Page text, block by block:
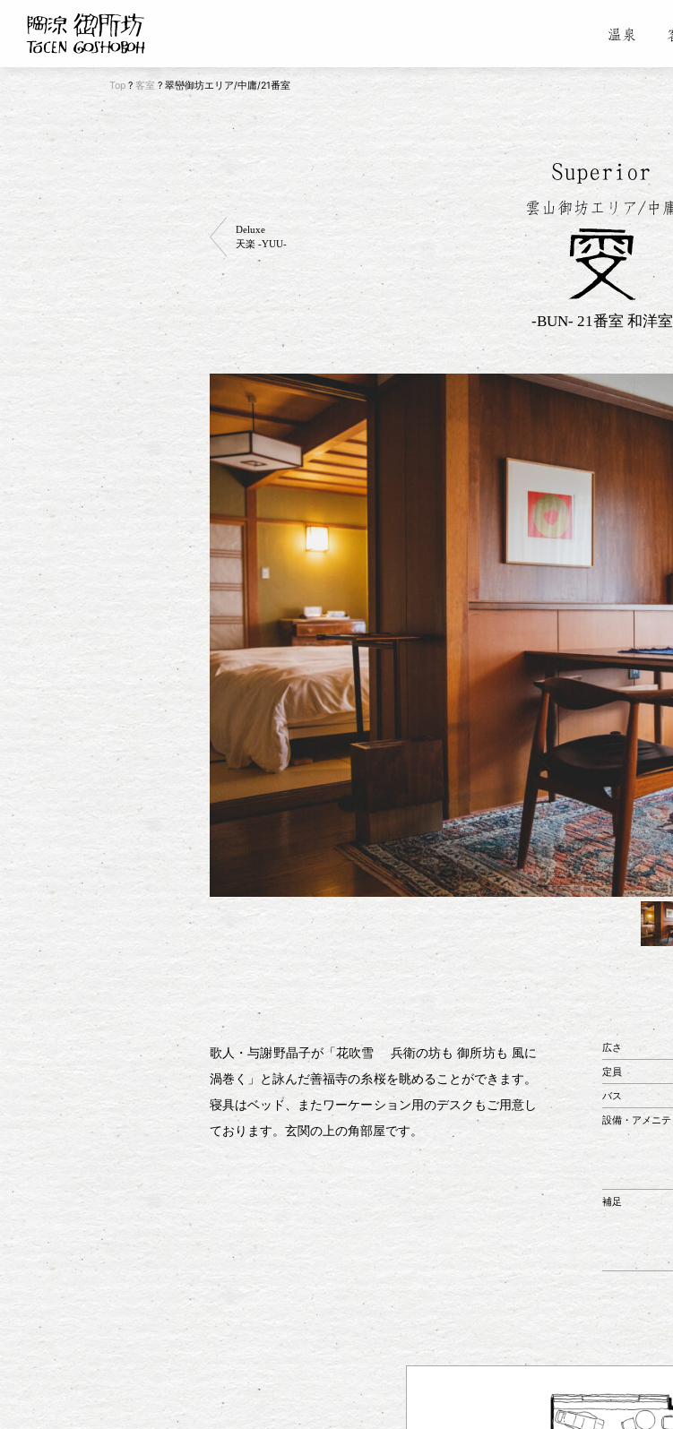
Top ? 客室 ? 翠巒御坊エリア/中庸/21番室
Deluxe
天楽 -YUU-
-BUN- 21番室 和洋室
歌人・与謝野晶子が「花吹雪 兵衛の坊も 御所坊も 風に
渦巻く」と詠んだ善福寺の糸桜を眺めることができます。
寝具はベッド、またワーケーション用のデスクもご用意し
ております。玄関の上の角部屋です。
広さ
定員
バス
設備・アメニテ
補足